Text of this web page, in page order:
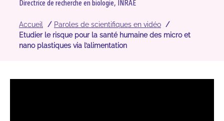
Directrice de recherche en biologie, INRAE
Accueil
Paroles de scientifiques en vidéo
Etudier le risque pour la santé humaine des micro et
nano plastiques via l’alimentation